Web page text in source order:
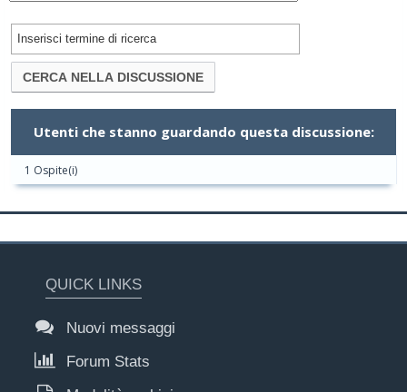
Utenti che stanno guardando questa discussione:
1 Ospite(i)
QUICK LINKS
Nuovi messaggi
Forum Stats